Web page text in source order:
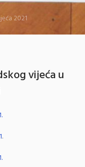
2021
vijeća u
.